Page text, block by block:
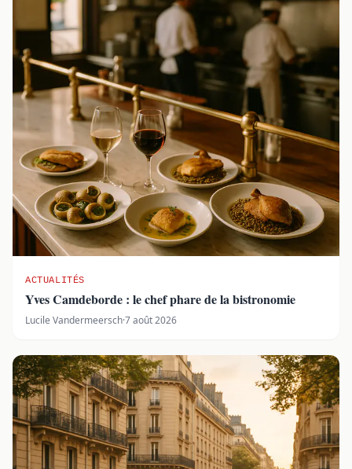
ACTUALITÉS
Yves Camdeborde : le chef phare de la bistronomie
Lucile Vandermeersch·7 août 2026